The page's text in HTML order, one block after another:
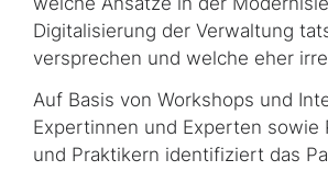
Digitalisierung der Verwaltung
versprechen und welche eher
Auf Basis von Workshops und
Expertinnen und Experten sowie
und Praktikern identifiziert das